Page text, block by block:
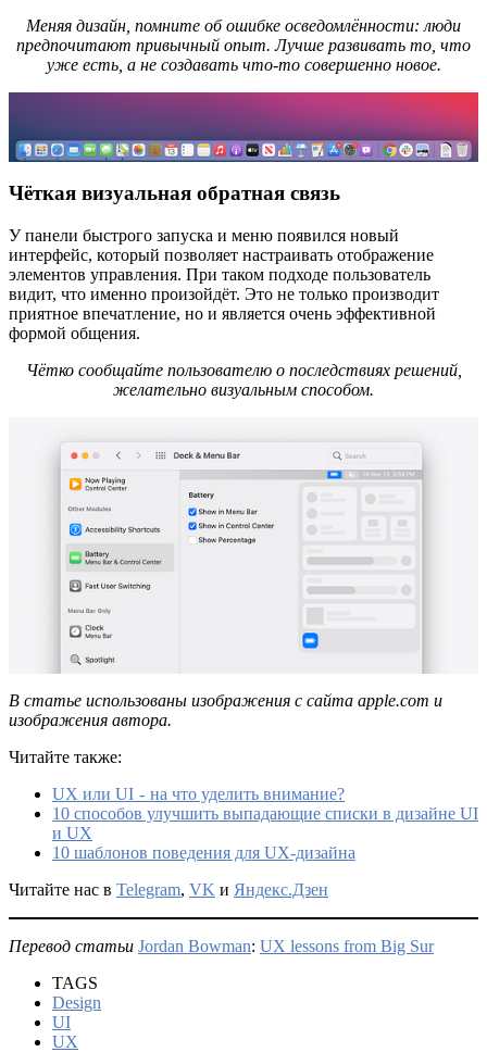
Меняя дизайн, помните об ошибке осведомлённости: люди
предпочитают привычный опыт. Лучше развивать то, что
уже есть, а не создавать что-то совершенно новое.
Чёткая визуальная обратная связь
У панели быстрого запуска и меню появился новый
интерфейс, который позволяет настраивать отображение
элементов управления. При таком подходе пользователь
видит, что именно произойдёт. Это не только производит
приятное впечатление, но и является очень эффективной
формой общения.
Чётко сообщайте пользователю о последствиях решений,
желательно визуальным способом.
В статье использованы изображения с сайта apple.com и
изображения автора.
Читайте также:
UX или UI - на что уделить внимание?
10 способов улучшить выпадающие списки в дизайне UI
и UX
10 шаблонов поведения для UX-дизайна
Читайте нас в Telegram, VK и Яндекс.Дзен
Перевод статьи Jordan Bowman: UX lessons from Big Sur
TAGS
Design
UI
UX